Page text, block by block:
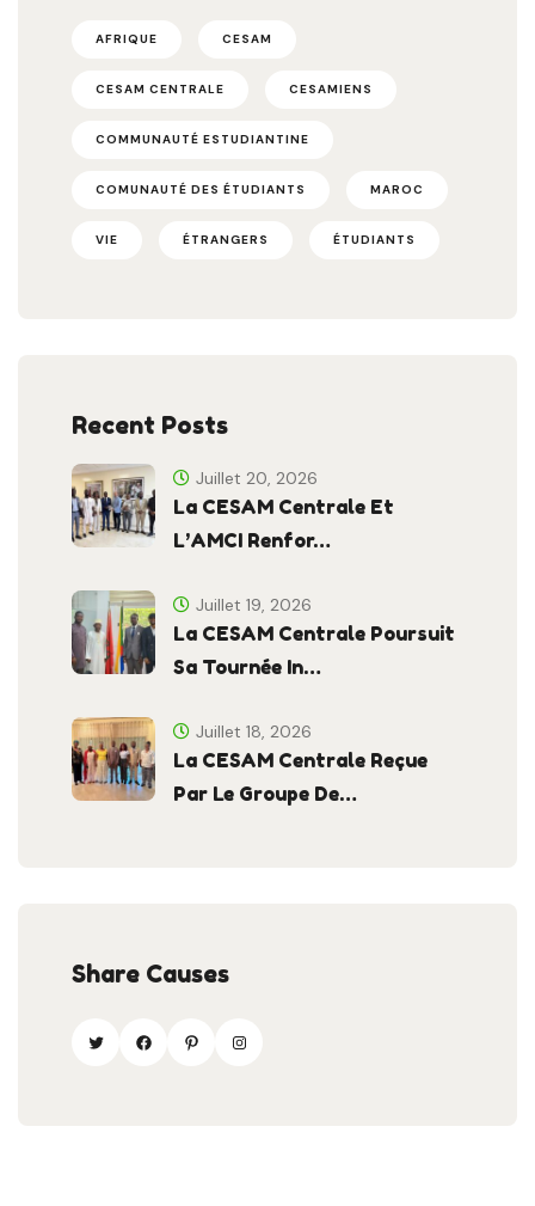
AFRIQUE CESAM
CESAM CENTRALE CESAMIENS
COMMUNAUTÉ ESTUDIANTINE
COMUNAUTÉ DES ÉTUDIANTS MAROC
VIE ÉTRANGERS ÉTUDIANTS
Recent Posts
La CESAM Centrale Et
L’AMCI Renfor…
Juillet 20, 2026
La CESAM Centrale Poursuit
Sa Tournée In…
Juillet 19, 2026
La CESAM Centrale Reçue
Par Le Groupe De…
Juillet 18, 2026
Share Causes